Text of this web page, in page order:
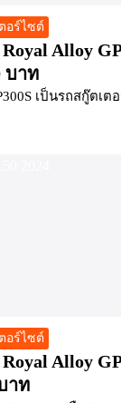
อร์ไซต์
Alloy
บาท
เป็นรถสกู๊ตเต
อร์ไซต์
Alloy
าท